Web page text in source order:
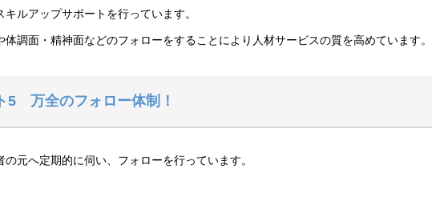
キルアップサポートを行っています。
体調面・精神面などのフォローをすることにより人材サービスの質を高めています。
5 万全のフォロー体制！
の元へ定期的に伺い、フォローを行っています。